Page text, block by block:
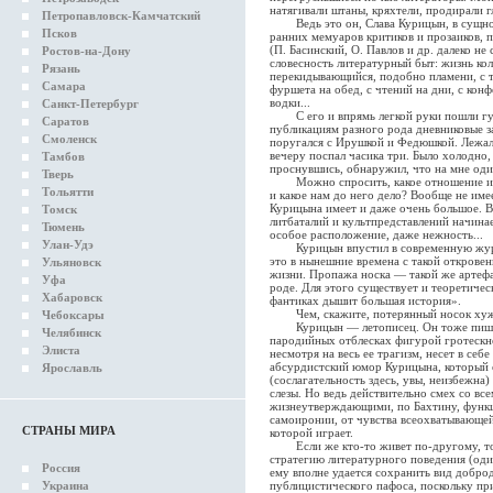
Петропавловск-Камчатский
Псков
Ростов-на-Дону
Рязань
Самара
Санкт-Петербург
Саратов
Смоленск
Тамбов
Тверь
Тольятти
Томск
Тюмень
Улан-Удэ
Ульяновск
Уфа
Хабаровск
Чебоксары
Челябинск
Элиста
Ярославль
СТРАНЫ МИРА
Россия
Украина
натягивали штаны, кряхтели, продирали
Ведь это он, Слава Курицын, в
ранних мемуаров критиков и прозаиков,
(П. Басинский, О. Павлов и др. далеко
словесность литературный быт: жизнь
перекидывающийся, подобно пламени, с
фуршета на обед, с чтений на дни, с
водки...
С его и впрямь легкой руки пошли
публикациям разного рода дневниковые
поругался с Ирушкой и Федюшкой. Лежал
вечеру поспал часика три. Было
проснувшись, обнаружил, что на мне
Можно спросить, какое отношение
и какое нам до него дело? Вообще не
Курицына имеет и даже очень большое.
литбаталий и культпредставлений
особое расположение, даже нежность...
Курицын впустил в современную
это в нынешние времена с такой
жизни. Пропажа носка — такой же
роде. Для этого существует и
фантиках дышит большая история».
Чем, скажите, потерянный носок
Курицын — летописец. Он тоже пишет
пародийных отблесках фигурой
несмотря на весь ее трагизм, несет в
абсурдистский юмор Курицына, который
(сослагательность здесь, увы,
слезы. Но ведь действительно смех со
жизнеутверждающими, по Бахтину,
самоиронии, от чувства
которой играет.
Если же кто-то живет по-другому, то
стратегию литературного поведения
ему вполне удается сохранить вид
публицистического пафоса, поскольку